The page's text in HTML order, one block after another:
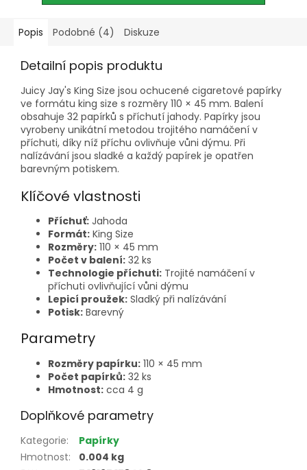
Popis Podobné (4) Diskuze
Detailní popis produktu
Juicy Jay's King Size jsou ochucené cigaretové papírky
ve formátu king size s rozměry 110 × 45 mm. Balení
obsahuje 32 papírků s příchutí jahody. Papírky jsou
vyrobeny unikátní metodou trojitého namáčení v
příchuti, díky níž příchu ovlivňuje vůni dýmu. Při
nalízávání jsou sladké a každý papírek je opatřen
barevným potiskem.
Klíčové vlastnosti
Příchuť: Jahoda
Formát: King Size
Rozměry: 110 × 45 mm
Počet v balení: 32 ks
Technologie příchuti: Trojité namáčení v
příchuti ovlivňující vůni dýmu
Lepicí proužek: Sladký při nalízávání
Potisk: Barevný
Parametry
Rozměry papírku: 110 × 45 mm
Počet papírků: 32 ks
Hmotnost: cca 4 g
Doplňkové parametry
Kategorie:
Papírky
Hmotnost:
0.004 kg